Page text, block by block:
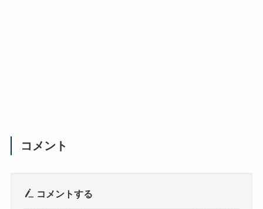
コメント
コメントする